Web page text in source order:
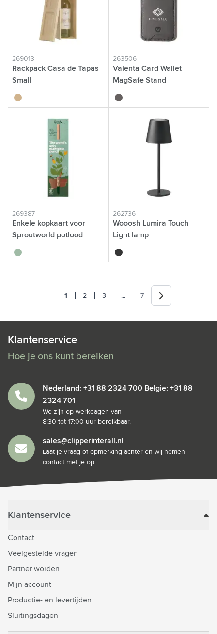
269013
Rackpack Casa de Tapas
Small
brun bois
263506
Valenta Card Wallet
MagSafe Stand
noir
269387
Enkele kopkaart voor
Sproutworld potlood
vert
262736
Wooosh Lumira Touch
Light lamp
noir
Je leest momenteel pagina
1 Pagina
2 Pagina
3 Jump forward
... Pagina
7 Volgende
Klantenservice
Hoe je ons kunt bereiken
Nederland: +31 88 2324 700 Belgie: +31 88
2324 701
We zijn op werkdagen van
8:30 tot 17:00 uur bereikbaar.
sales@clipperinterall.nl
Laat je vraag of opmerking achter en wij nemen
contact met je op.
Klantenservice
Contact
Veelgestelde vragen
Partner worden
Mijn account
Productie- en levertijden
Sluitingsdagen